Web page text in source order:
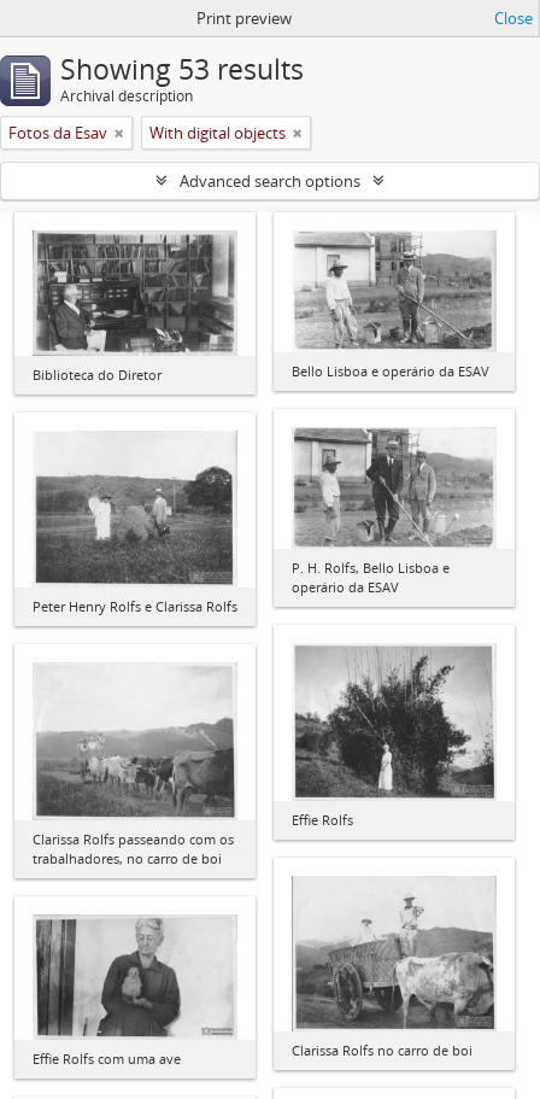
Print preview Close
Showing 53 results
Archival description
Fotos da Esav With digital objects
Advanced search options
Biblioteca do Diretor Bello Lisboa e operário da ESAV
P. H. Rolfs, Bello Lisboa e
operário da ESAV
Peter Henry Rolfs e Clarissa Rolfs
Effie Rolfs
Clarissa Rolfs passeando com os
trabalhadores, no carro de boi
Clarissa Rolfs no carro de boi
Effie Rolfs com uma ave